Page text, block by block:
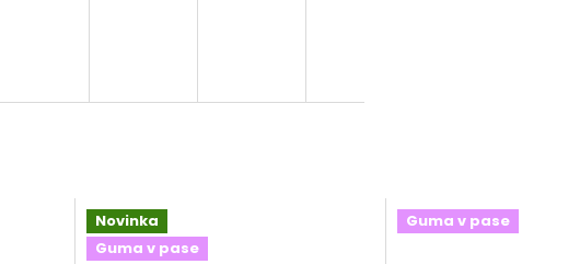
Novinka
Guma v pase
Guma v pase